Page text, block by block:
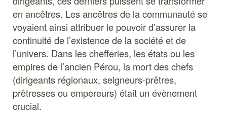
en ancêtres. Les ancêtres de la communauté se
voyaient ainsi attribuer le pouvoir d’assurer la
continuité de l’existence de la société et de
l’univers. Dans les chefferies, les états ou les
empires de l’ancien Pérou, la mort des chefs
(dirigeants régionaux, seigneurs-prêtres,
prêtresses ou empereurs) était un évènement
crucial.